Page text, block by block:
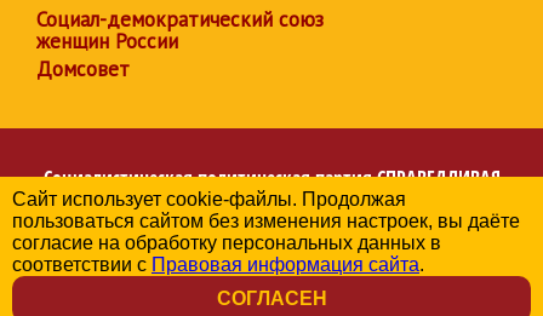
Социал-демократический союз
женщин России
Домсовет
Социалистическая политическая партияСПРАВЕДЛИВАЯ
РОССИЯ
Региональное отделение партии в Херсонской области
© 2006-2026
Политика в отношении обработки персональных данных
Сайт использует cookie-файлы. Продолжая
пользоваться сайтом без изменения настроек, вы даёте
согласие на обработку персональных данных в
соответствии с Правовая информация сайта.
СОГЛАСЕН